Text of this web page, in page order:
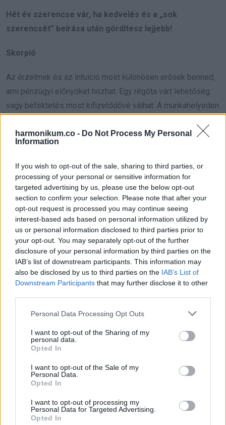
harmonikum.co - Do Not Process My Personal
Information
If you wish to opt-out of the sale, sharing to third parties, or
processing of your personal or sensitive information for
targeted advertising by us, please use the below opt-out
section to confirm your selection. Please note that after your
opt-out request is processed you may continue seeing
interest-based ads based on personal information utilized by
us or personal information disclosed to third parties prior to
your opt-out. You may separately opt-out of the further
disclosure of your personal information by third parties on the
IAB’s list of downstream participants. This information may
also be disclosed by us to third parties on the IAB’s List of
Downstream Participants that may further disclose it to other
Please note that this website/app uses one or more Google
not limited to your visit or usage behaviour. You may click to
grant or deny consent to Google and its third-party tags to
use your data for below specified purposes in below Google
consent section.
Personal Data Processing Opt Outs
I want to opt-out of the Sharing of my
personal data.
Opted In
I want to opt-out of the Sale of my
Personal Data.
Opted In
I want to opt-out of processing my
Personal Data for Targeted Advertising.
Opted In
Hét év szerencse vár, ha kedvelés és a „sok
szerencsét” beírása után gördítesz lejjebb!
Skorpió
Az érzelmek és az intuíció most különösen erősek benned,
ami pénzügyi előnyöket hozhat. Egy régóta várt lehetőség
vagy befektetés most kifizetődővé válhat. A munkahelyeden
anyagi helyzetedet. Egy váratlan ajándék vagy jutalom is
bátran vágj bele új projektekbe, mert most minden adott a
sikerhez. Az intuíciód segít abban, hogy a legjobb
döntéseket hozd meg. Egy régi kapcsolat vagy barát is
előnyös lehetőségeket kínálhat neked. Fontos, hogy ne
hagyd figyelmen kívül a részleteket, mert ezek jelentős
változást hozhatnak. Az anyagi bőség mellett most érzelmi
stabilitást is találhatsz. A csillagok szerint az univerzum
támogat abban, hogy megtaláld az egyensúlyt a pénzügyek
és a személyes boldogság között. Az érkező lehetőségek
hosszú távon is pozitív hatással lesznek az életedre.
Hét év szerencse vár, ha kedvelés és a „sok
szerencsét” beírása után gördítesz lejjebb!
A kalandvágyad és optimizmusod most pénzügyi sikereket
vagy üzleti ajánlat komoly hasznot hozhat. Az intuíciód segít
abban, hogy észrevedd azokat a lehetőségeket, amelyeket